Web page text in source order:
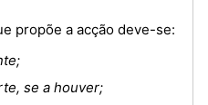
propõe a acção deve-se:
se a houver;